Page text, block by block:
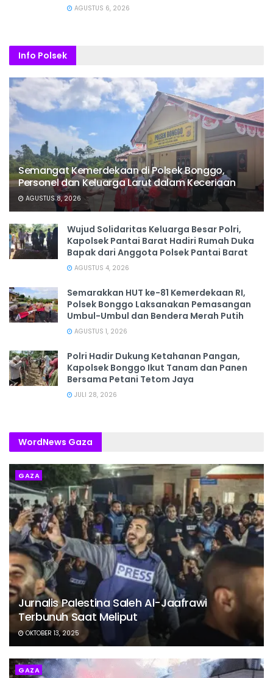
AGUSTUS 6, 2026
Info Polsek
Semangat Kemerdekaan di Polsek Bonggo,
Personel dan Keluarga Larut dalam Keceriaan
AGUSTUS 8, 2026
Wujud Solidaritas Keluarga Besar Polri,
Kapolsek Pantai Barat Hadiri Rumah Duka
Bapak dari Anggota Polsek Pantai Barat
AGUSTUS 4, 2026
Semarakkan HUT ke-81 Kemerdekaan RI,
Polsek Bonggo Laksanakan Pemasangan
Umbul-Umbul dan Bendera Merah Putih
AGUSTUS 1, 2026
Polri Hadir Dukung Ketahanan Pangan,
Kapolsek Bonggo Ikut Tanam dan Panen
Bersama Petani Tetom Jaya
JULI 28, 2026
WordNews Gaza
GAZA
Jurnalis Palestina Saleh Al-Jaafrawi
Terbunuh Saat Meliput
OKTOBER 13, 2025
GAZA